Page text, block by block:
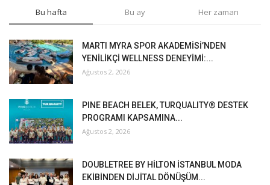
Bu hafta Bu ay Her zaman
MARTI MYRA SPOR AKADEMİSİ’NDEN
YENİLİKÇİ WELLNESS DENEYİMİ:...
Ağustos 2, 2026
PINE BEACH BELEK, TURQUALITY® DESTEK
PROGRAMI KAPSAMINA...
Ağustos 2, 2026
DOUBLETREE BY HİLTON İSTANBUL MODA
EKİBİNDEN DİJİTAL DÖNÜŞÜM...